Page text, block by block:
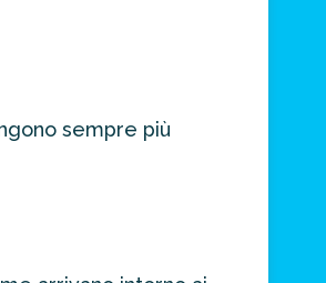
sempre più